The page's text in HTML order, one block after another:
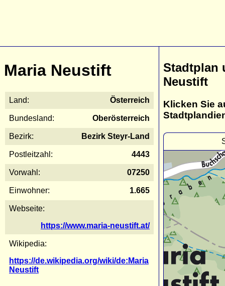
Maria Neustift
Land: Österreich
Bundesland: Oberösterreich
Bezirk: Bezirk Steyr-Land
Postleitzahl: 4443
Vorwahl: 07250
Einwohner: 1.665
Webseite:
https://www.maria-neustift.at/
Wikipedia:
https://de.wikipedia.org/wiki/de:Maria
Neustift
Stadtplan
Neustift
Klicken Sie